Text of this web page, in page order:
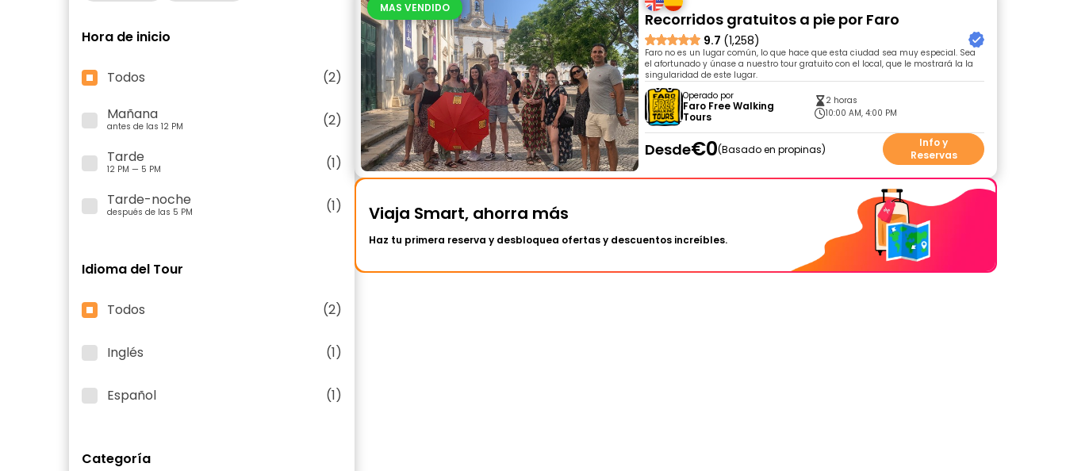
Hora de inicio
Todos
(2)
Mañana
antes de las 12 PM
(2)
Tarde
12 PM — 5 PM
(1)
Tarde-noche
después de las 5 PM (1)
Idioma del Tour
Todos (2)
Inglés (1)
Español (1)
Categoría
MAS VENDIDO
Recorridos gratuitos a pie por Faro
9.7 (1,258)
Faro no es un lugar común, lo que hace que esta ciudad sea muy especial. Sea
el afortunado y únase a nuestro tour gratuito con el local, que le mostrará la la
singularidad de este lugar.
Operado por
Faro Free Walking
Tours
2 horas
10:00 AM, 4:00 PM
Desde€0 Basado en propinas
Info y
Reservas
Viaja Smart, ahorra más
Haz tu primera reserva y desbloquea ofertas y descuentos increíbles.